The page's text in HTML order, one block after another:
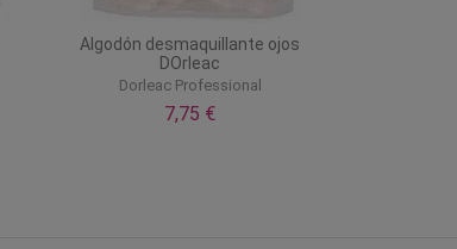
Algodón desmaquillante ojos
DOrleac
Dorleac Professional
7,75 €